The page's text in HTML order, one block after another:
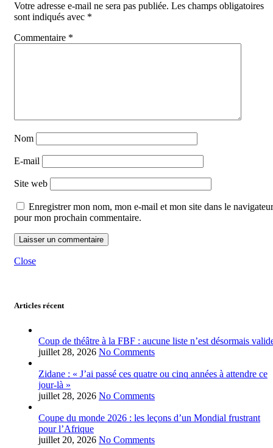
Votre adresse e-mail ne sera pas publiée. Les champs obligatoires
sont indiqués avec *
Commentaire *
Nom
E-mail
Site web
Enregistrer mon nom, mon e-mail et mon site dans le navigateur
pour mon prochain commentaire.
Close
Articles récent
Coup de théâtre à la FBF : aucune liste n’est désormais
juillet 28, 2026 No Comments
Zidane : « J’ai passé ces quatre ou cinq années à attendre ce
jour-là »
juillet 28, 2026 No Comments
Coupe du monde 2026 : les leçons d’un Mondial frustrant
pour l’Afrique
juillet 20, 2026 No Comments